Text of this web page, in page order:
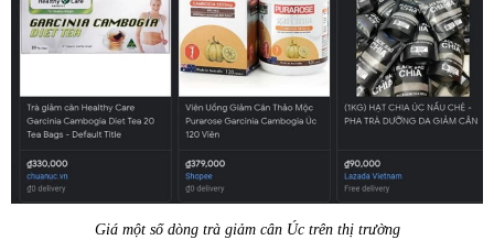
Giá một số dòng trà giảm cân Úc trên thị trường